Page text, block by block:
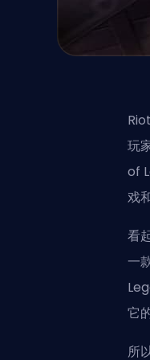
玩
of
戏
看
一
它
所